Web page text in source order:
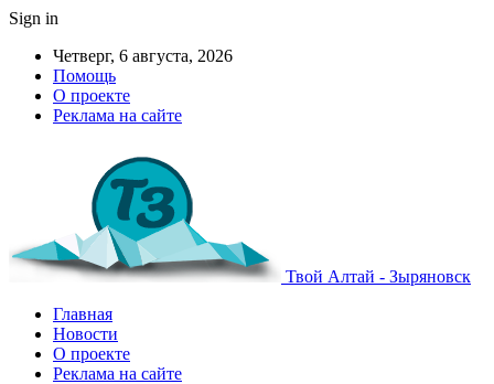
Sign in
Четверг, 6 августа, 2026
Помощь
О проекте
Реклама на сайте
Твой Алтай - Зыряновск
Главная
Новости
О проекте
Реклама на сайте